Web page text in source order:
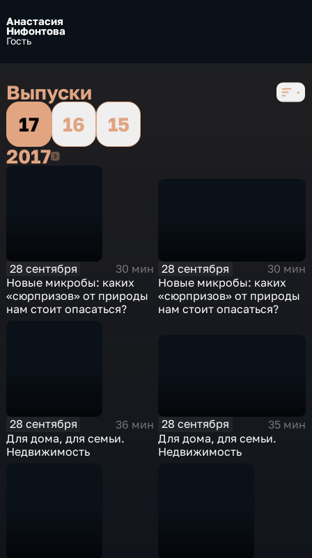
Анастасия
Нифонтова
Гость
Выпуски
17
16
15
20172017
28 сентября
30 мин
Новые микробы: каких
«сюрпризов» от природы
нам стоит опасаться?
28 сентября
30 мин
Новые микробы: каких
«сюрпризов» от природы
нам стоит опасаться?
28 сентября
36 мин
Для дома, для семьи.
Недвижимость
28 сентября
35 мин
Для дома, для семьи.
Недвижимость